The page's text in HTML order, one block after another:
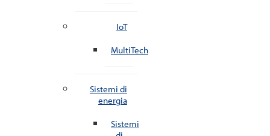
IoT
MultiTech
Sistemi di
energia
Sistemi